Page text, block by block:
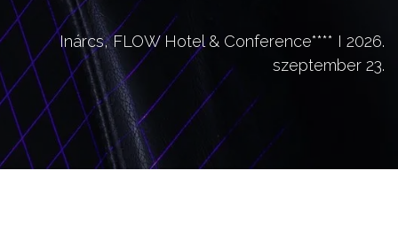
Inárcs, FLOW Hotel & Conference**** I 2026.
szeptember 23.